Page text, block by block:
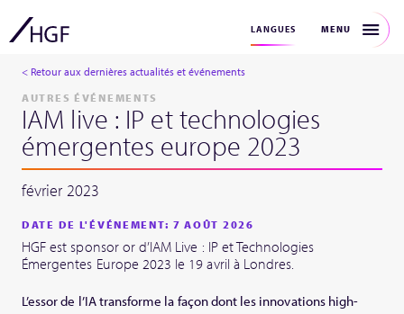
LANGUES MENU
< Retour aux dernières actualités et événements
AUTRES ÉVÉNEMENTS
IAM live : IP et technologies
émergentes europe 2023
février 2023
DATE DE L'ÉVÉNEMENT: 7 AOÛT 2026
HGF est sponsor or d’IAM Live : IP et Technologies
Émergentes Europe 2023 le 19 avril à Londres.
L’essor de l’IA transforme la façon dont les innovations high-